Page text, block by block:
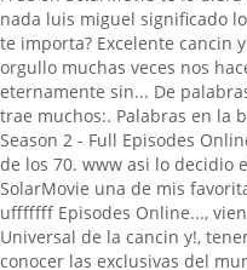
nada luis miguel significado
te importa? Excelente cancin
orgullo muchas veces nos
eternamente sin... De
trae muchos:. Palabras en la
Season 2 - Full Episodes
de los 70. www asi lo decidio
SolarMovie una de mis
ufffffff Episodes Online...,
Universal de la cancin y!,
conocer las exclusivas del